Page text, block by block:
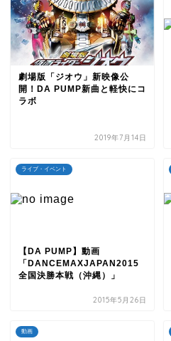
劇場版「ジオウ」新映像公
開！DA PUMP新曲と軽快にコ
ラボ
2019年7月14日
ライブ・イベント
【DA PUMP】動画
「DANCEMAXJAPAN2015
全国決勝本戦（沖縄）」
2015年5月26日
動画